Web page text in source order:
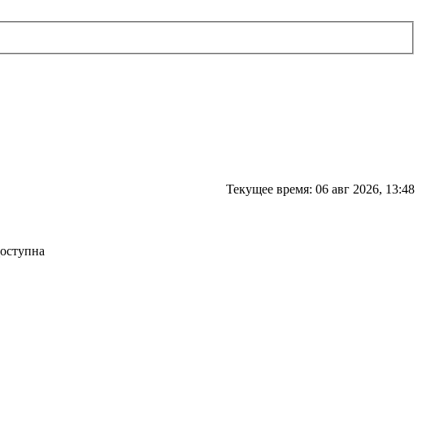
Текущее время: 06 авг 2026, 13:48